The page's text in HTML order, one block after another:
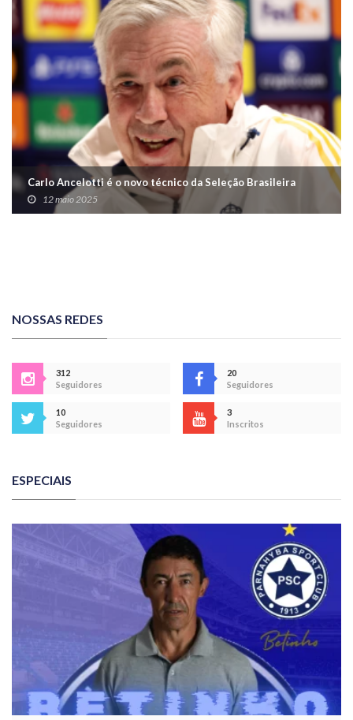
Carlo Ancelotti é o novo técnico da Seleção Brasileira
12 maio 2025
NOSSAS REDES
312
Seguidores
20
Seguidores
10
Seguidores
3
Inscritos
ESPECIAIS